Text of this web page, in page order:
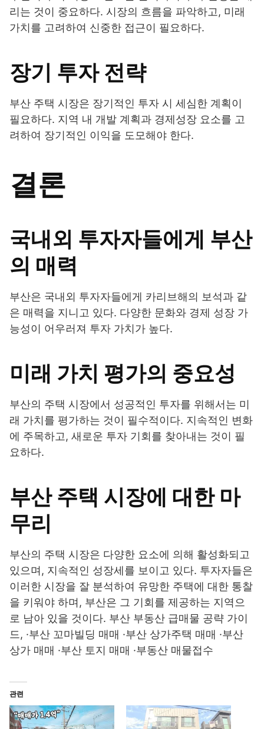
리는 것이 중요하다. 시장의 흐름을 파악하고, 미래
가치를 고려하여 신중한 접근이 필요하다.
장기 투자 전략
부산 주택 시장은 장기적인 투자 시 세심한 계획이
필요하다. 지역 내 개발 계획과 경제성장 요소를 고
려하여 장기적인 이익을 도모해야 한다.
결론
국내외 투자자들에게 부산
의 매력
부산은 국내외 투자자들에게 카리브해의 보석과 같
은 매력을 지니고 있다. 다양한 문화와 경제 성장 가
능성이 어우러져 투자 가치가 높다.
미래 가치 평가의 중요성
부산의 주택 시장에서 성공적인 투자를 위해서는 미
래 가치를 평가하는 것이 필수적이다. 지속적인 변화
에 주목하고, 새로운 투자 기회를 찾아내는 것이 필
요하다.
부산 주택 시장에 대한 마
무리
부산의 주택 시장은 다양한 요소에 의해 활성화되고
있으며, 지속적인 성장세를 보이고 있다. 투자자들은
이러한 시장을 잘 분석하여 유망한 주택에 대한 통찰
을 키워야 하며, 부산은 그 기회를 제공하는 지역으
로 남아 있을 것이다. 부산 부동산 급매물 공략 가이
드, ·부산 꼬마빌딩 매매 ·부산 상가주택 매매 ·부산
상가 매매 ·부산 토지 매매 ·부동산 매물접수
관련